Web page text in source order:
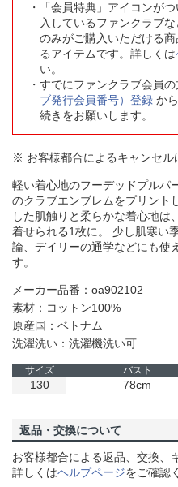
「会員特典」アイコンが
入しているファンクラブ
のみがご購入いただける
るアイテムです。詳しくは
い。
すでにファンクラブ会員の
ブ発行会員番号）登録 か
続きをお願いします。
※ お客様都合によるキャンセル
軽い着心地のフーデッドプルパ
のクラブエンブレムをプリント
した肌触りと柔らかな着心地は
着せられる1枚に。 少し肌寒い
論、デイリーの通学などにも使
す。
メーカー品番：oa902102
素材：コットン100%
原産国：ベトナム
洗濯洗い：洗濯機洗い可
サイズ バスト
130 78cm
返品・交換について
お客様都合による返品、交換、
詳しくはヘルプページをご確認